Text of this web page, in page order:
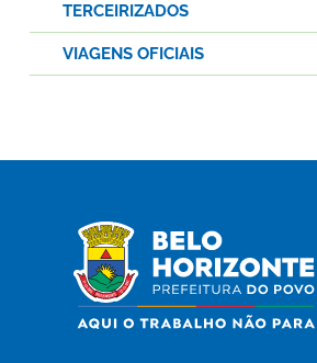
TERCEIRIZADOS
VIAGENS OFICIAIS